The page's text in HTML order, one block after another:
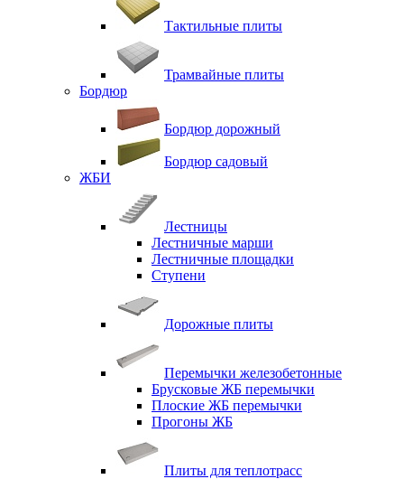
Тактильные плиты
Трамвайные плиты
Бордюр
Бордюр дорожный
Бордюр садовый
ЖБИ
Лестницы
Лестничные марши
Лестничные площадки
Ступени
Дорожные плиты
Перемычки железобетонные
Брусковые ЖБ перемычки
Плоские ЖБ перемычки
Прогоны ЖБ
Плиты для теплотрасс